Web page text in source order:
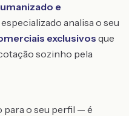
e
analisa o seu
exclusivos que
sozinho pela
para o seu perfil — é